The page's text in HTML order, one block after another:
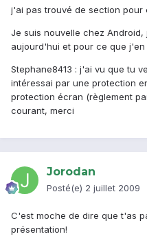
j'ai pas trouvé de section pour
Je suis nouvelle chez
aujourd'hui et pour ce que
Stephane8413 : j'ai vu que tu
intéressai par une protection
protection écran (règlement
courant, merci
Jorodan
Posté(e) 2 juillet 2009
C'est moche de dire que t'as
présentation!